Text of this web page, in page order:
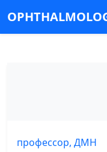
профессор, ДМН